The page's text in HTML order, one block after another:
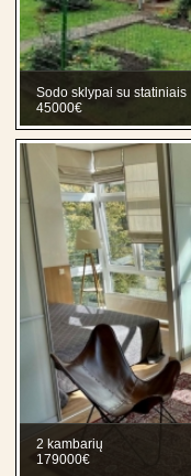
Sodo sklypai su statiniais
45000€
2 kambarių
179000€